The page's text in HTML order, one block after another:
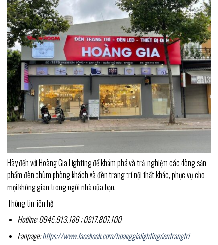
Hãy đến với Hoàng Gia Lighting để khám phá và trải nghiệm các dòng sản
phẩm đèn chùm phòng khách và đèn trang trí nội thất khác, phục vụ cho
mọi không gian trong ngôi nhà của bạn.
Thông tin liên hệ
Hotline: 0945.913.186 ; 0917.807.100
Fanpage:https://www.facebook.com/hoanggialightingdentrangtri